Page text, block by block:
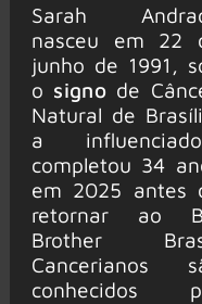
Sarah
nasceu em 22
junho de 1991,
o signode
Natural de
a
completou 34
em 2025 antes
retornar ao
Brother
Cancerianos
conhecidos